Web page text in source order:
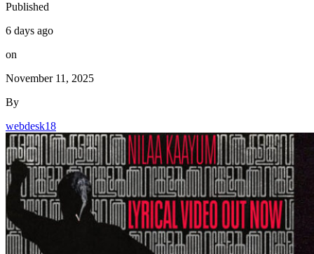
Published
6 days ago
on
November 11, 2025
By
webdesk18